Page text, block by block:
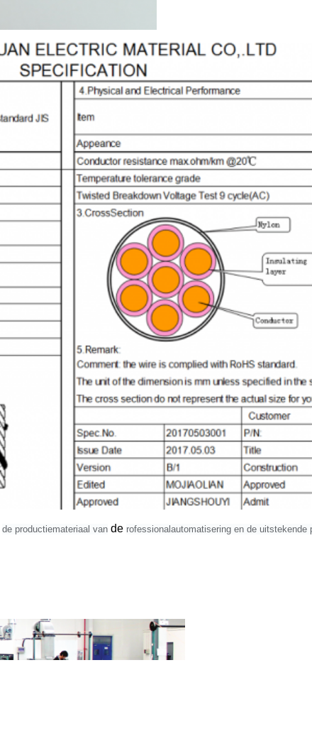
de productiemateriaal van de rofessionalautomatisering en de uitstekende